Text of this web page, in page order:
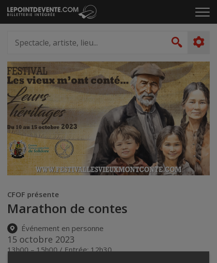
Passer
au
le
artiste,
lieu...
CFOF présente
Marathon de contes
Événement en personne
15 octobre 2023
13h00 – 15h00 / Entrée: 12h30